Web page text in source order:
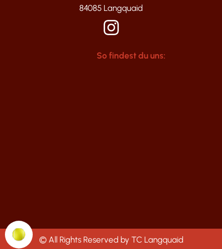
84085 Langquaid
So findest du uns:
© All Rights Reserved by TC Langquaid